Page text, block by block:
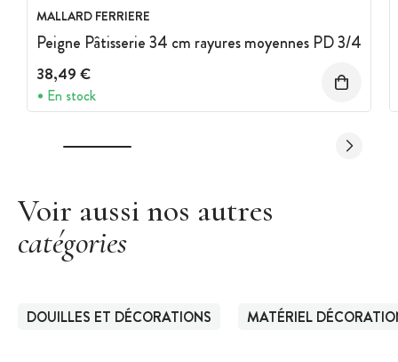
MALLARD FERRIERE
Peigne Pâtisserie 34 cm rayures moyennes PD 3/4
38,49 €
En stock
Voir aussi nos autres
catégories
DOUILLES ET DÉCORATIONS MATÉRIEL